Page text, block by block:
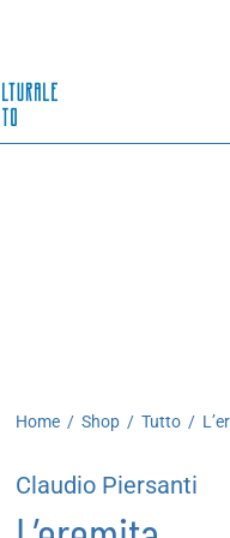
Home / Shop / Tutto /
Claudio Piersanti